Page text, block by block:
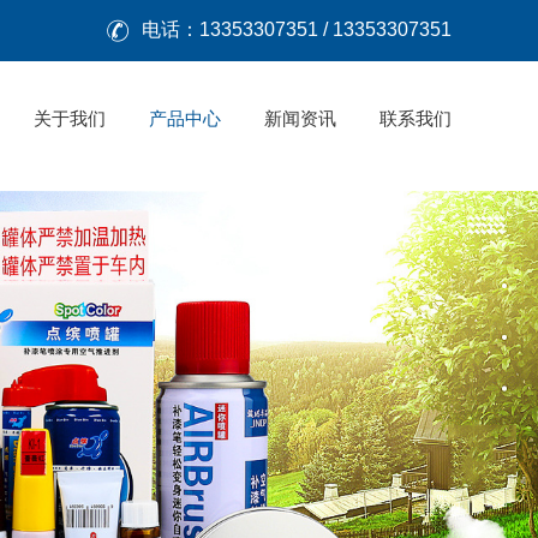
 电话：13353307351 / 13353307351
关于我们 产品中心 新闻资讯 联系我们